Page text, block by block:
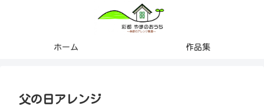
ホーム 作品集
父の日アレンジ